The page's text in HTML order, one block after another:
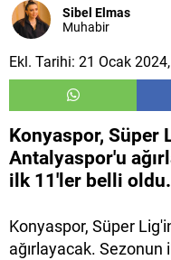
Sibel Elmas
Muhabir
Ekl. Tarihi: 21 Ocak
Konyaspor, Süper
Antalyaspor'u
ilk 11'ler belli oldu.
Konyaspor, Süper
ağırlayacak. Sezonun